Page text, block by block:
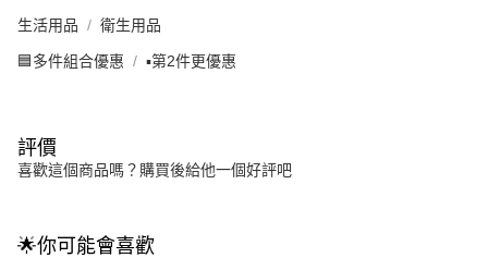
生活用品 衛生用品
🟦多件組合優惠 ▪️第2件更優惠
評價
喜歡這個商品嗎？購買後給他一個好評吧
🌟你可能會喜歡